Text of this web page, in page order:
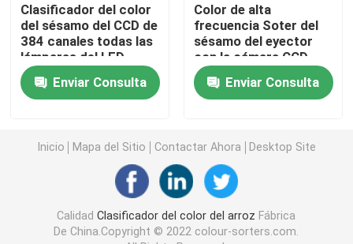
Clasificador Nuts del color
clasificador plástico del color
Clasificador del color de la correa
Clasificadora infrarroja
Clasificador del color
del sésamo del CCD de
384 canales todas las
lámparas del LED
Enviar Consulta
Color de alta
frecuencia Soter del
sésamo del eyector
con la cámara CCD
mini
Enviar Consulta
Inicio Mapa del Sitio Contactar Ahora Desktop Site
CalidadClasificador del color del arroz Fábrica
De China.Copyright © 2022 colour-sorters.com.